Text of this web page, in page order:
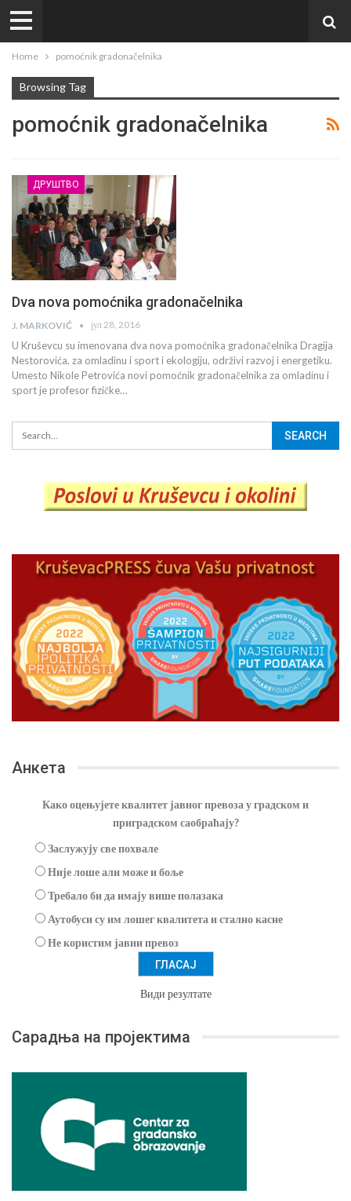
Home pomoćnik gradonačelnika
Browsing Tag
pomoćnik gradonačelnika
ДРУШТВО
Dva nova pomoćnika gradonačelnika
J. MARKOVIĆ јул 28, 2016
U Kruševcu su imenovana dva nova pomoćnika gradonačelnika Dragija
Nestorovića, za omladinu i sport i ekologiju, održivi razvoj i energetiku.
Umesto Nikole Petrovića novi pomoćnik gradonačelnika za omladinu i
sport je profesor fizičke…
Анкета
Како оцењујете квалитет јавног превоза у градском и
приградском саобраћају?
Заслужују све похвале
Није лоше али може и боље
Требало би да имају више полазака
Аутобуси су им лошег квалитета и стално касне
Не користим јавни превоз
Види резултате
Сарадња на пројектима